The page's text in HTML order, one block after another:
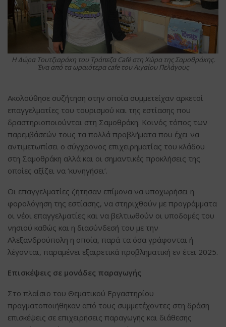
H Δώρα Τουτζιαράκη του Τράπεζα Café στη Χώρα της Σαμοθράκης.
Ένα από τα ωραιότερα cafe του Αιγαίου Πελάγους
Ακολούθησε συζήτηση στην οποία συμμετείχαν αρκετοί
επαγγελματίες του τουρισμού και της εστίασης που
δραστηριοποιούνται στη Σαμοθράκη. Κοινός τόπος των
παρεμβάσεών τους τα πολλά προβλήματα που έχει να
αντιμετωπίσει ο σύγχρονος επιχειρηματίας του κλάδου
στη Σαμοθράκη αλλά και οι σημαντικές προκλήσεις της
οποίες αξίζει να ‘κυνηγήσει’.
Οι επαγγελματίες ζήτησαν επίμονα να υποχωρήσει η
φορολόγηση της εστίασης, να στηριχθούν με προγράμματα
οι νέοι επαγγελματίες και να βελτιωθούν οι υποδομές του
νησιού καθώς και η διασύνδεσή του με την
Αλεξανδρούπολη η οποία, παρά τα όσα γράφονται ή
λέγονται, παραμένει εξαιρετικά προβληματική εν έτει 2025.
Επισκέψεις σε μονάδες παραγωγής
Στο πλαίσιο του Θεματικού Εργαστηρίου
πραγματοποιήθηκαν από τους συμμετέχοντες στη δράση
επισκέψεις σε επιχειρήσεις παραγωγής και διάθεσης